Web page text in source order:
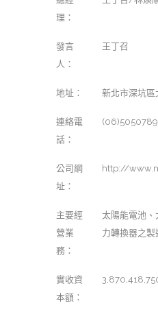
理：
發言
人：
王丁召
地址： 新北市深坑
連絡電
話：
(06)5050789
公司網
址：
http://
主要經
營業
務：
太陽能電池、
力轉換器之製
實收資
本額：